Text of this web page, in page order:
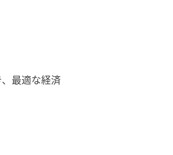
最適な経済